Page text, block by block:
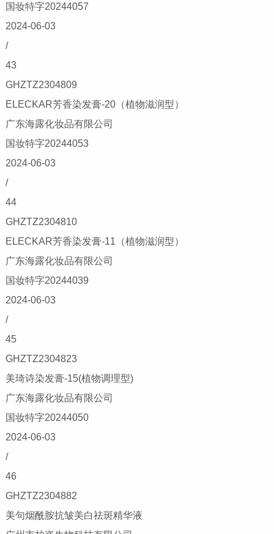
国妆特字20244057
2024-06-03
/
43
GHZTZ2304809
ELECKAR芳香染发膏-20（植物滋润型）
广东海露化妆品有限公司
国妆特字20244053
2024-06-03
/
44
GHZTZ2304810
ELECKAR芳香染发膏-11（植物滋润型）
广东海露化妆品有限公司
国妆特字20244039
2024-06-03
/
45
GHZTZ2304823
美琦诗染发膏-15(植物调理型)
广东海露化妆品有限公司
国妆特字20244050
2024-06-03
/
46
GHZTZ2304882
美句烟酰胺抗皱美白祛斑精华液